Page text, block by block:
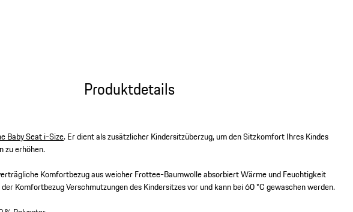
Produktdetails
Baby Seat i-Size. Er dient als zusätzlicher Kindersitzüberzug, um den Sitzkomfort Ihres Kindes
zu erhöhen.
Komfortbezug aus weicher Frottee-Baumwolle absorbiert Wärme und Feuchtigkeit
Komfortbezug Verschmutzungen des Kindersitzes vor und kann bei 60 °C gewaschen werden.